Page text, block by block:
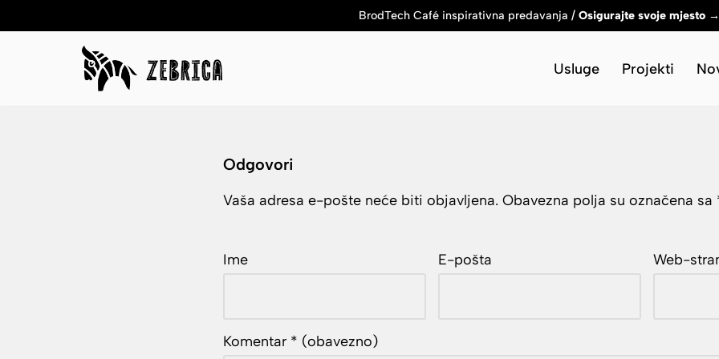
BrodTech Café inspirativna predavanja / Osigurajte svoje mjesto →
Usluge Projekti
Odgovori
Vaša adresa e-pošte neće biti objavljena. Obavezna polja su označena sa
Ime E-pošta Web-
Komentar * (obavezno)